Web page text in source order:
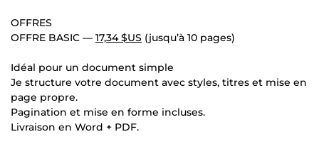
OFFRES
OFFRE BASIC — 17,34 $US (jusqu’à 10 pages)
Idéal pour un document simple
Je structure votre document avec styles, titres et mise en
page propre.
Pagination et mise en forme incluses.
Livraison en Word + PDF.